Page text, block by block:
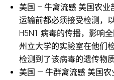
美国 – 牛禽流感 美国农
运输前都必须接受检测，
H5N1 病毒的传播，影响
州立大学的实验室在他们
检测到了该病毒的遗传物
美国 — 牛群禽流感 美国